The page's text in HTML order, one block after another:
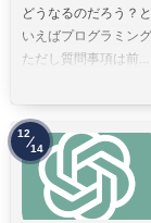
どうなるのだろう？
いえばプログラミン
ただし質問事項は前...
12
14